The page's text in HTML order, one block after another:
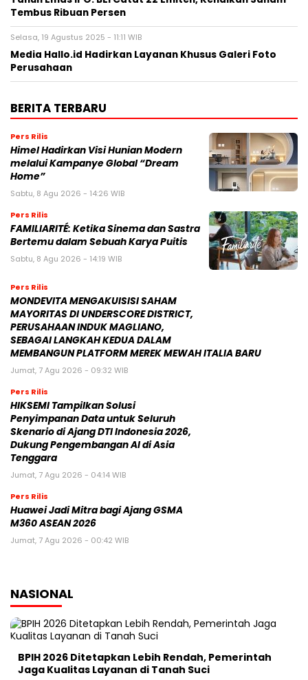
NASIONAL
Jaga Kualitas Layanan di Tanah Suci
Mahfud MD Nilai Reshuffle Kabinet Prabowo Baru
Tahap Awal, Oktober Bisa Berlanjut
Reshuffle Kabinet Prabowo: 3 Nama Hilang, Istana
Tegaskan Pilihan Bukan Karena Politik
9 September 2025 | 14:55 WIB
POLITIK
Kasus Kuota Haji Rp1 Triliun, KPK Cegah Eks Menag
Gus Yaqut Bepergian
12 Agustus 2025 | 11:14 WIB
Forum Purnawirawan TNI Kirim Surat Pemakzulan
Gibran Rakabuming, Jokowi: Biasa dalam
Demokrasi
7 Juni 2025 | 06:47 WIB
Ketua DPR Puan Maharani Minta Pemerintah
Bubarkan Ormas Premanisme di Indonesia
26 Mei 2025 | 11:06 WIB
Prabowo Subianto dan Megawati Soekarnoputri
Absen di Sarasehan BPIP, Apa yang Sebenarnya